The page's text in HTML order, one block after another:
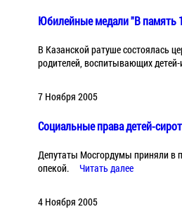
Юбилейные медали "В память
В Казанской ратуше состоялась
родителей, воспитывающих
7 Ноября 2005
Социальные права детей-
Депутаты Мосгордумы приняли в
опекой.
Читать далее
4 Ноября 2005